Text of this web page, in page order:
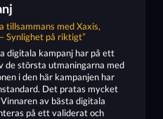
tillsammans med Xaxis,
Synlighet på riktigt”
digitala kampanj har på ett
de största utmaningarna med
i den här kampanjen har
Det pratas mycket
av bästa digitala
på ett validerat och